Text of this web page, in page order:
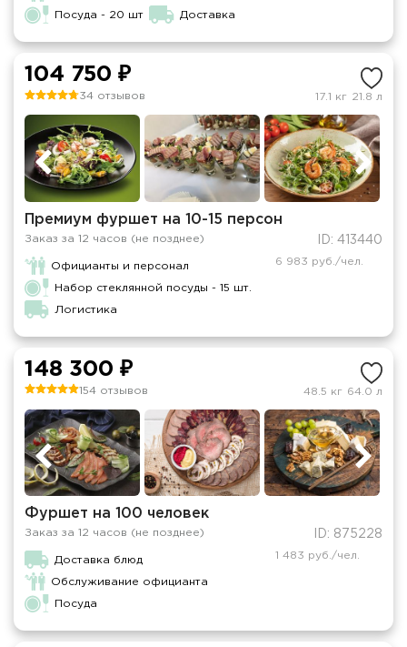
Посуда - 20 шт Доставка
104 750 ₽
34 отзывов 17.1 кг 21.8 л
Премиум фуршет на 10-15 персон
Заказ за 12 часов (не позднее) ID: 413440
Официанты и персонал
Набор стеклянной посуды - 15 шт.
Логистика
6 983 руб./чел.
148 300 ₽
154 отзывов 48.5 кг 64.0 л
Фуршет на 100 человек
Заказ за 12 часов (не позднее) ID: 875228
Доставка блюд
Обслуживание официанта
Посуда
1 483 руб./чел.